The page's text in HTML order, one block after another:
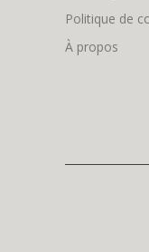
Politique de
À propos